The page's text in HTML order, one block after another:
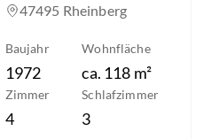
47495 Rheinberg
Baujahr
1972
Wohnfläche
ca. 118 m²
Zimmer
4
Schlafzimmer
3